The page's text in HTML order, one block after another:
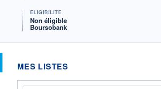
ÉLIGIBILITÉ
Non éligible
Boursobank
MES LISTES